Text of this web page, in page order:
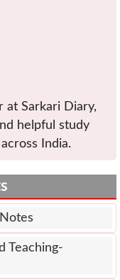
at Sarkari Diary,
helpful study
India.
Teaching-